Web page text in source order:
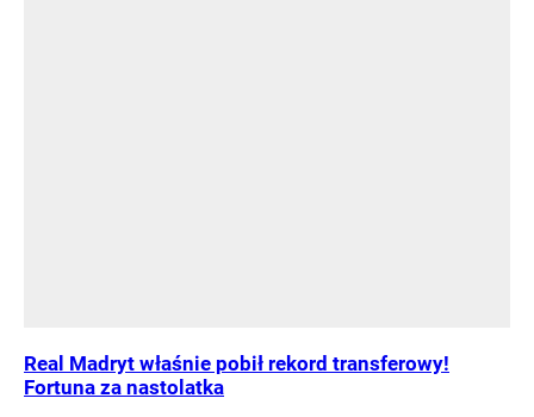
Real Madryt właśnie pobił rekord transferowy!
Fortuna za nastolatka